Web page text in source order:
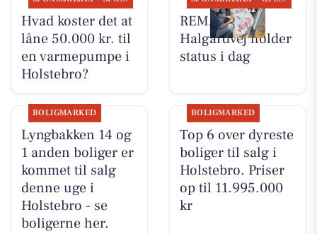
Hvad koster det at
låne 50.000 kr. til
en varmepumpe i
Holstebro?
REMA 1000
Halgårdvej holder
status i dag
BOLIGMARKED
Lyngbakken 14 og
1 anden boliger er
kommet til salg
denne uge i
Holstebro - se
boligerne her.
BOLIGMARKED
Top 6 over dyreste
boliger til salg i
Holstebro. Priser
op til 11.995.000
kr